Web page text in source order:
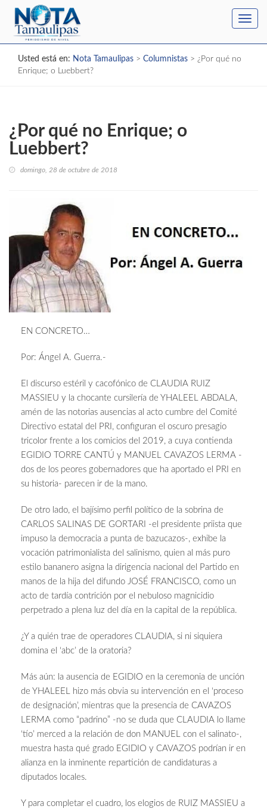
Usted está en: Nota Tamaulipas > Columnistas > ¿Por qué no
Enrique; o Luebbert?
¿Por qué no Enrique; o
Luebbert?
domingo, 28 de octubre de 2018
EN CONCRETO…
Por: Ángel A. Guerra.-
El discurso estéril y cacofónico de CLAUDIA RUIZ
MASSIEU y la chocante cursilería de YHALEEL ABDALA,
amén de las notorias ausencias al acto cumbre del Comité
Directivo estatal del PRI, configuran el oscuro presagio
tricolor frente a los comicios del 2019, a cuya contienda
EGIDIO TORRE CANTÚ y MANUEL CAVAZOS LERMA -
dos de los peores gobernadores que ha aportado el PRI en
su historia- parecen ir de la mano.
De otro lado, el bajísimo perfil político de la sobrina de
CARLOS SALINAS DE GORTARI -el presidente priista que
impuso la democracia a punta de bazucazos-, exhibe la
vocación patrimonialista del salinismo, quien al más puro
estilo bananero asigna la dirigencia nacional del Partido en
manos de la hija del difundo JOSÉ FRANCISCO, como un
acto de tardía contrición por el nebuloso magnicidio
perpetrado a plena luz del día en la capital de la república.
¿Y a quién trae de operadores CLAUDIA, si ni siquiera
domina el ‘abc’ de la oratoria?
Más aún: la ausencia de EGIDIO en la ceremonia de unción
de YHALEEL hizo más obvia su intervención en el ‘proceso
de designación’, mientras que la presencia de CAVAZOS
LERMA como “padrino” -no se duda que CLAUDIA lo llame
‘tío’ merced a la relación de don MANUEL con el salinato-,
muestra hasta qué grado EGIDIO y CAVAZOS podrían ir en
alianza en la inminente repartición de candidaturas a
diputados locales.
Y para completar el cuadro, los elogios de RUIZ MASSIEU a